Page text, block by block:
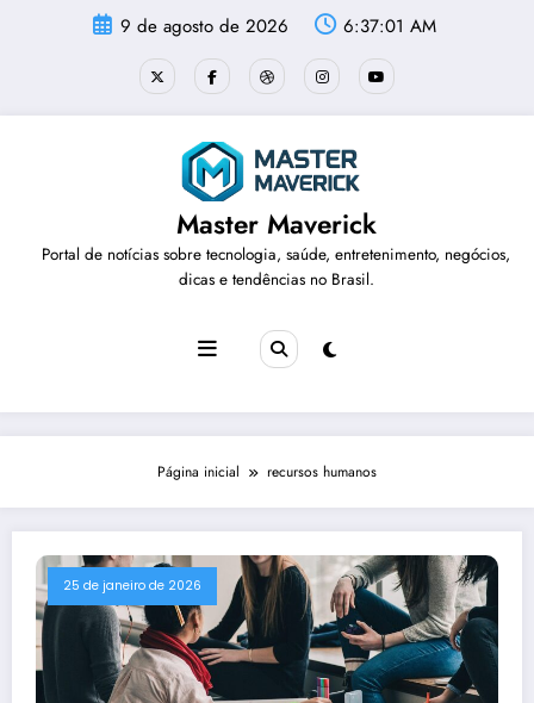
9 de agosto de 2026 6:37:02 AM
Master Maverick
Portal de notícias sobre tecnologia, saúde, entretenimento, negócios,
dicas e tendências no Brasil.
Página inicial recursos humanos
25 de janeiro de 2026